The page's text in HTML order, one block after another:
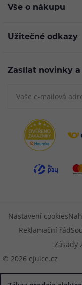
Vše o nákupu
Užitečné odkazy
Zasílat novinky a
© 2026 eJuice.cz
Nastavení cookies
Reklamační řád
Zásady